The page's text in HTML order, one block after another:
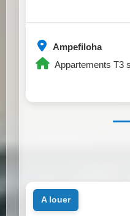
Ampefiloha
Appartements T3
a louer